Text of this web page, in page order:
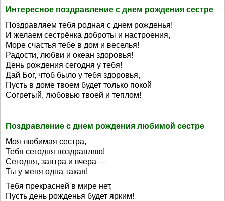
Интересное поздравление с днем рождения сестре
Поздравляем тебя родная с днем рожденья!
И желаем сестрёнка доброты и настроения,
Море счастья тебе в дом и веселья!
Радости, любви и океан здоровья!
День рождения сегодня у тебя!
Дай Бог, чтоб было у тебя здоровья,
Пусть в доме твоем будет только покой
Согретый, любовью твоей и теплом!
Поздравление с днем рождения любимой сестре
Моя любимая сестра,
Тебя сегодня поздравляю!
Сегодня, завтра и вчера —
Ты у меня одна такая!
Тебя прекрасней в мире нет,
Пусть день рожденья будет ярким!